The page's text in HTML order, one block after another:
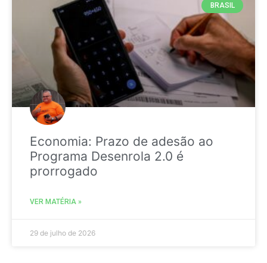
BRASIL
Economia: Prazo de adesão ao
Programa Desenrola 2.0 é
prorrogado
VER MATÉRIA »
29 de julho de 2026